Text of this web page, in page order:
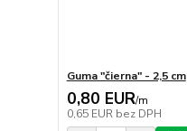
Guma "čierna" - 2,5 cm
0,80 EUR/m
0,65 EUR bez DPH